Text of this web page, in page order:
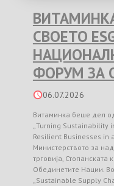
СВОЕТО
ФОРУМ ЗА
06.07.2026
Витаминка беше дел
„Turning Sustainability
Resilient Businesses in
Министерството за
трговија,
Обединетите Нации.
„Sustainable Supply